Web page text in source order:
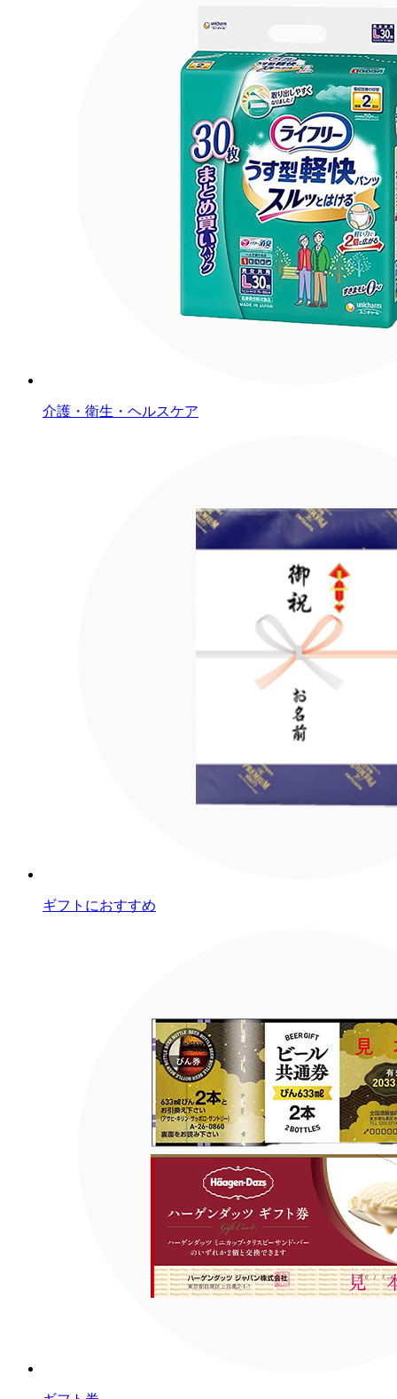
介護・衛生・ヘルスケア
ギフトにおすすめ